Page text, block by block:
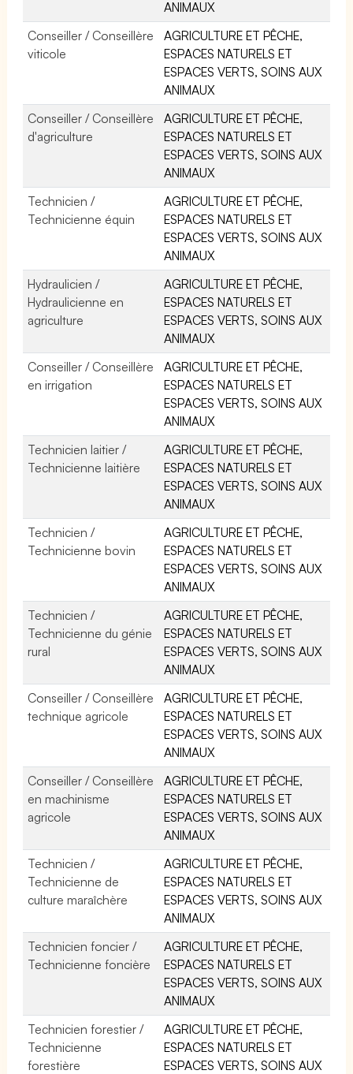
ANIMAUX
Conseiller / Conseillère
viticole
AGRICULTURE ET PÊCHE,
ESPACES NATURELS ET
ESPACES VERTS, SOINS AUX
ANIMAUX
Conseiller / Conseillère
d'agriculture
AGRICULTURE ET PÊCHE,
ESPACES NATURELS ET
ESPACES VERTS, SOINS AUX
ANIMAUX
Technicien /
Technicienne équin
AGRICULTURE ET PÊCHE,
ESPACES NATURELS ET
ESPACES VERTS, SOINS AUX
ANIMAUX
Hydraulicien /
Hydraulicienne en
agriculture
AGRICULTURE ET PÊCHE,
ESPACES NATURELS ET
ESPACES VERTS, SOINS AUX
ANIMAUX
Conseiller / Conseillère
en irrigation
AGRICULTURE ET PÊCHE,
ESPACES NATURELS ET
ESPACES VERTS, SOINS AUX
ANIMAUX
Technicien laitier /
Technicienne laitière
AGRICULTURE ET PÊCHE,
ESPACES NATURELS ET
ESPACES VERTS, SOINS AUX
ANIMAUX
Technicien /
Technicienne bovin
AGRICULTURE ET PÊCHE,
ESPACES NATURELS ET
ESPACES VERTS, SOINS AUX
ANIMAUX
Technicien /
Technicienne du génie
rural
AGRICULTURE ET PÊCHE,
ESPACES NATURELS ET
ESPACES VERTS, SOINS AUX
ANIMAUX
Conseiller / Conseillère
technique agricole
AGRICULTURE ET PÊCHE,
ESPACES NATURELS ET
ESPACES VERTS, SOINS AUX
ANIMAUX
Conseiller / Conseillère
en machinisme
agricole
AGRICULTURE ET PÊCHE,
ESPACES NATURELS ET
ESPACES VERTS, SOINS AUX
ANIMAUX
Technicien /
Technicienne de
culture maraîchère
AGRICULTURE ET PÊCHE,
ESPACES NATURELS ET
ESPACES VERTS, SOINS AUX
ANIMAUX
Technicien foncier /
Technicienne foncière
AGRICULTURE ET PÊCHE,
ESPACES NATURELS ET
ESPACES VERTS, SOINS AUX
ANIMAUX
Technicien forestier /
Technicienne
forestière
AGRICULTURE ET PÊCHE,
ESPACES NATURELS ET
ESPACES VERTS, SOINS AUX